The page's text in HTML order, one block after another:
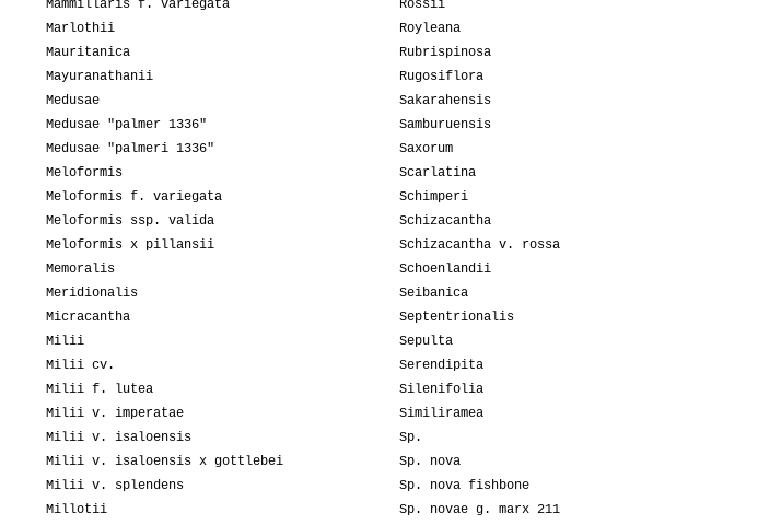
Mammillaris f. variegata
Marlothii
Mauritanica
Mayuranathanii
Medusae
Medusae "palmer 1336"
Medusae "palmeri 1336"
Meloformis
Meloformis f. variegata
Meloformis ssp. valida
Meloformis x pillansii
Memoralis
Meridionalis
Micracantha
Milii
Milii cv.
Milii f. lutea
Milii v. imperatae
Milii v. isaloensis
Milii v. isaloensis x gottlebei
Milii v. splendens
Millotii
Rossii
Royleana
Rubrispinosa
Rugosiflora
Sakarahensis
Samburuensis
Saxorum
Scarlatina
Schimperi
Schizacantha
Schizacantha v. rossa
Schoenlandii
Seibanica
Septentrionalis
Sepulta
Serendipita
Silenifolia
Similiramea
Sp.
Sp. nova
Sp. nova fishbone
Sp. novae g. marx 211